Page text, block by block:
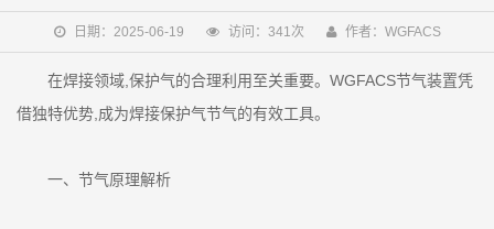
日期：2025-06-19 访问：341次 作者：WGFACS
在焊接领域,保护气的合理利用至关重要。WGFACS节气装置凭
借独特优势,成为焊接保护气节气的有效工具。
一、节气原理解析